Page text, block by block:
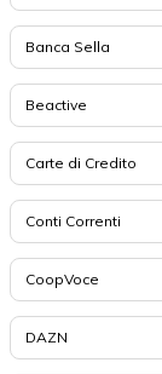
Banca Sella
Beactive
Carte di Credito
Conti Correnti
CoopVoce
DAZN